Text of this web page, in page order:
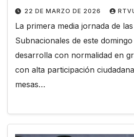
22 DE MARZO DE 2026
La primera media jornada de
Subnacionales de este
desarrolla con normalidad en
con alta participación
mesas…